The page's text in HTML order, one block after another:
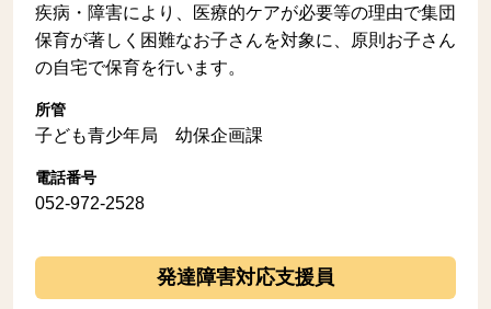
疾病・障害により、医療的ケアが必要等の理由で集団
保育が著しく困難なお子さんを対象に、原則お子さん
の自宅で保育を行います。
所管
子ども青少年局 幼保企画課
電話番号
052-972-2528
発達障害対応支援員